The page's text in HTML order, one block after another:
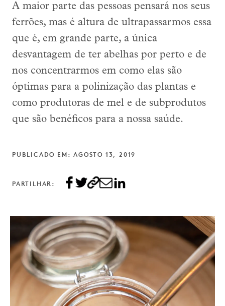
A maior parte das pessoas pensará nos seus
ferrões, mas é altura de ultrapassarmos essa
que é, em grande parte, a única
desvantagem de ter abelhas por perto e de
nos concentrarmos em como elas são
óptimas para a polinização das plantas e
como produtoras de mel e de subprodutos
que são benéficos para a nossa saúde.
PUBLICADO EM: AGOSTO 13, 2019
PARTILHAR: